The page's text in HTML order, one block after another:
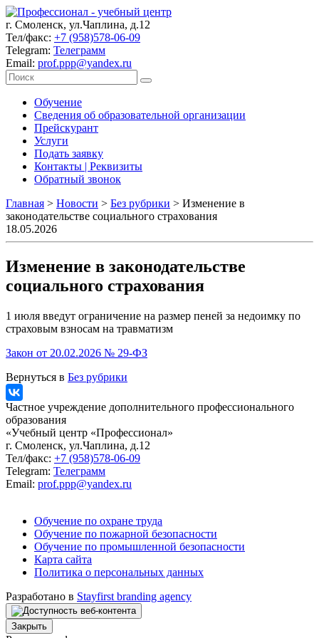
г. Смоленск, ул.Чаплина, д.12
Тел/факс: +7 (958)578-06-09
Telegram: Телеграмм
Email: prof.ppp@yandex.ru
Обучение
Сведения об образовательной организации
Прейскурант
Услуги
Подать заявку
Контакты | Реквизиты
Обратный звонок
Главная > Новости > Без рубрики > Изменение в
законодательстве социального страхования
18.05.2026
Изменение в законодательстве
социального страхования
1 июля введут ограничение на размер пеней за недоимку по
страховым взносам на травматизм
Закон от 20.02.2026 № 29‑ФЗ
Вернуться в Без рубрики
Частное учреждение дополнительного профессионального
образования
«Учебный центр «Профессионал»
г. Смоленск, ул.Чаплина, д.12
Тел/факс: +7 (958)578-06-09
Telegram: Телеграмм
Email: prof.ppp@yandex.ru
Обучение по охране труда
Обучение по пожарной безопасности
Обучение по промышленной безопасности
Карта сайта
Политика о персональных данных
Разработано в Stayfirst branding agency
Закрыть